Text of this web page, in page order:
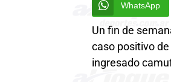
WhatsApp
Un fin de
caso positivo
ingresado